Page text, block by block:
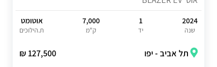
2024
שנה
1
יד
7,000
ק"מ
אוטומט
ת.הילוכים
תל אביב - יפו 127,500 ₪